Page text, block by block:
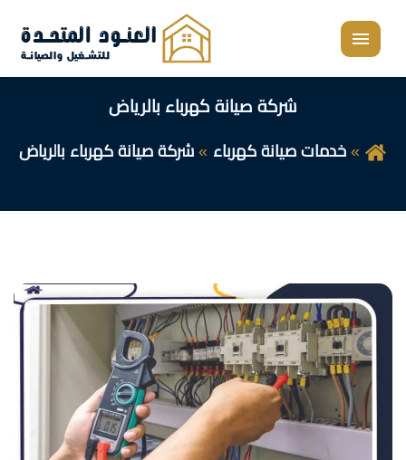
القائمة
شركة صيانة كهرباء بالرياض
خدمات صيانة كهرباء شركة صيانة كهرباء بالرياض